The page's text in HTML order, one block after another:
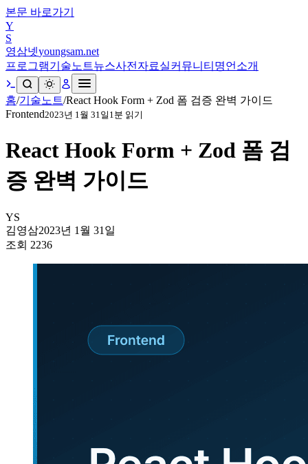
본문 바로가기
Y
S
영삼넷youngsam.net
프로그램기술노트뉴스사전 자료실커뮤니티 명언 소개
홈/기술노트/React Hook Form + Zod 폼 검증 완벽 가이드
Frontend2023년 1월 31일 1분 읽기
React Hook Form + Zod 폼 검
증 완벽 가이드
YS
김영삼2023년 1월 31일
조회 2236